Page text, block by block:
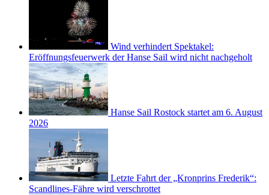
Wind verhindert Spektakel:
Eröffnungsfeuerwerk der Hanse Sail wird nicht nachgeholt
Hanse Sail Rostock startet am 6. August
2026
Letzte Fahrt der „Kronprins Frederik“:
Scandlines-Fähre wird verschrottet